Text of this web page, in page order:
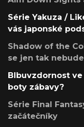
Série Yakuza /
vás japonské
Shadow of the
se jen tak
Blbuvzdornost
boty zábavy?
Série Final
začátečníky